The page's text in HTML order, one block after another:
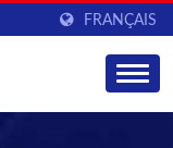
FRANÇAIS